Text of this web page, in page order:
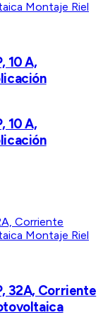
10 A,
10 A,
32A, Corriente